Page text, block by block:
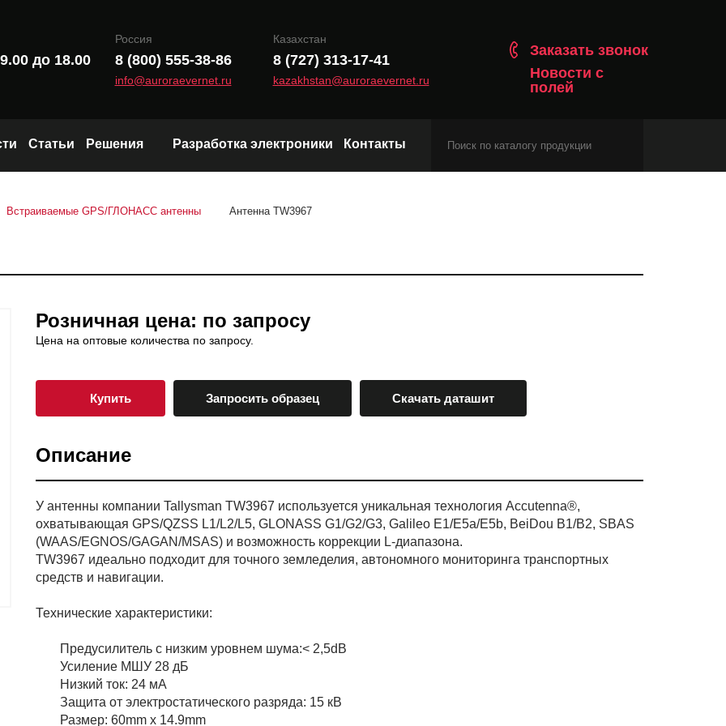
до 18.00
Россия
8 (800) 555-38-86
info@auroraevernet.ru
Казахстан
8 (727) 313-17-41
kazakhstan@auroraevernet.ru
Заказать звонок
Новости с
полей
Статьи Решения Разработка электроники Контакты
Встраиваемые GPS/ГЛОНАСС антенны Антенна TW3967
Розничная цена: по запросу
Цена на оптовые количества по запросу.
Купить Запросить образец Скачать даташит
Описание
У антенны компании Tallysman TW3967 используется уникальная технология Accutenna®,
охватывающая GPS/QZSS L1/L2/L5, GLONASS G1/G2/G3, Galileo E1/E5a/E5b, BeiDou B1/B2, SBAS
(WAAS/EGNOS/GAGAN/MSAS) и возможность коррекции L-диапазона.
TW3967 идеально подходит для точного земледелия, автономного мониторинга транспортных
средств и навигации.
Технические характеристики:
Предусилитель с низким уровнем шума:< 2,5dB
Усиление МШУ 28 дБ
Низкий ток: 24 мА
Защита от электростатического разряда: 15 кВ
Размер: 60mm x 14.9mm